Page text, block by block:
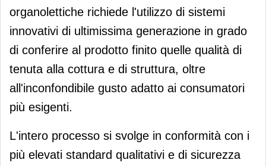
organolettiche richiede l'utilizzo di sistemi
innovativi di ultimissima generazione in grado
di conferire al prodotto finito quelle qualità di
tenuta alla cottura e di struttura, oltre
all'inconfondibile gusto adatto ai consumatori
più esigenti.
L'intero processo si svolge in conformità con i
più elevati standard qualitativi e di sicurezza